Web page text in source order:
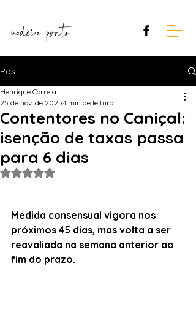
Post
Contentores no Caniçal:
isenção de taxas passa
para 6 dias
Henrique Correia
25 de nov. de 2025 1 min de leitura
Avaliado com NaN de 5 estrelas.
Medida consensual vigora nos
próximos 45 dias, mas volta a ser
reavaliada na semana anterior ao
fim do prazo.